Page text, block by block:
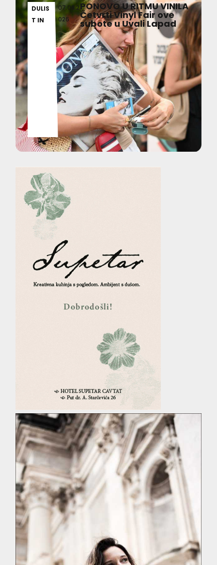
DULIS
T IN
07.08.2
026
PONOVO U RITMU VINILA
Četvrti Vinyl Fair ove
subote u Uvali Lapad